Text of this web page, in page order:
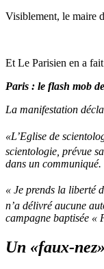
Visiblement, le maire
Et Le Parisien en a
Paris : le flash mob
La manifestation
«L’Eglise de
scientologie, prévue
dans un communiqué.
« Je prends la liberté
n’a délivré aucune
campagne baptisée «
Un «faux-